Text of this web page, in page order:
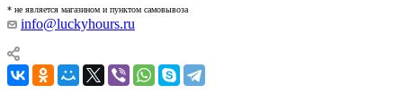
* не является магазином и пунктом самовывоза
info@luckyhours.ru